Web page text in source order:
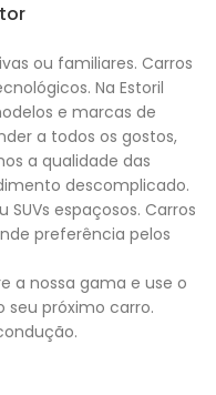
ou familiares. Carros
Na Estoril
e marcas de
a todos os gostos,
a qualidade das
descomplicado.
espaçosos. Carros
preferência pelos
a nossa gama e use o
seu próximo carro.